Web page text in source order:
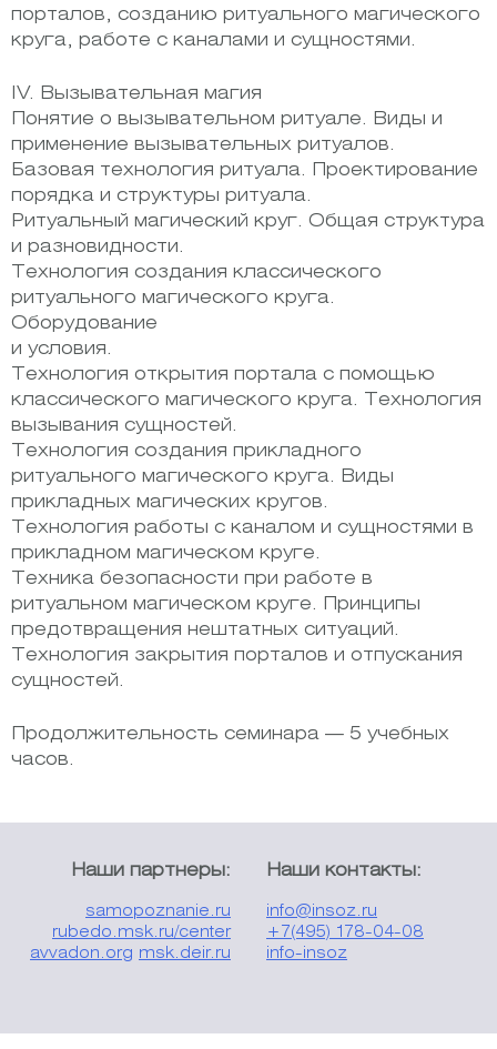
порталов, созданию ритуального магического
круга, работе с каналами и сущностями.
IV. Вызывательная магия
Понятие о вызывательном ритуале. Виды и
применение вызывательных ритуалов.
Базовая технология ритуала. Проектирование
порядка и структуры ритуала.
Ритуальный магический круг. Общая структура
и разновидности.
Технология создания классического
ритуального магического круга.
Оборудование
и условия.
Технология открытия портала с помощью
классического магического круга. Технология
вызывания сущностей.
Технология создания прикладного
ритуального магического круга. Виды
прикладных магических кругов.
Технология работы с каналом и сущностями в
прикладном магическом круге.
Техника безопасности при работе в
ритуальном магическом круге. Принципы
предотвращения нештатных ситуаций.
Технология закрытия порталов и отпускания
сущностей.
Продолжительность семинара — 5 учебных
часов.
Наши партнеры:
samopoznanie.ru
rubedo.msk.ru/center
avvadon.org
msk.deir.ru
Наши контакты:
info@insoz.ru
+7(495) 178-04-08
info-insoz